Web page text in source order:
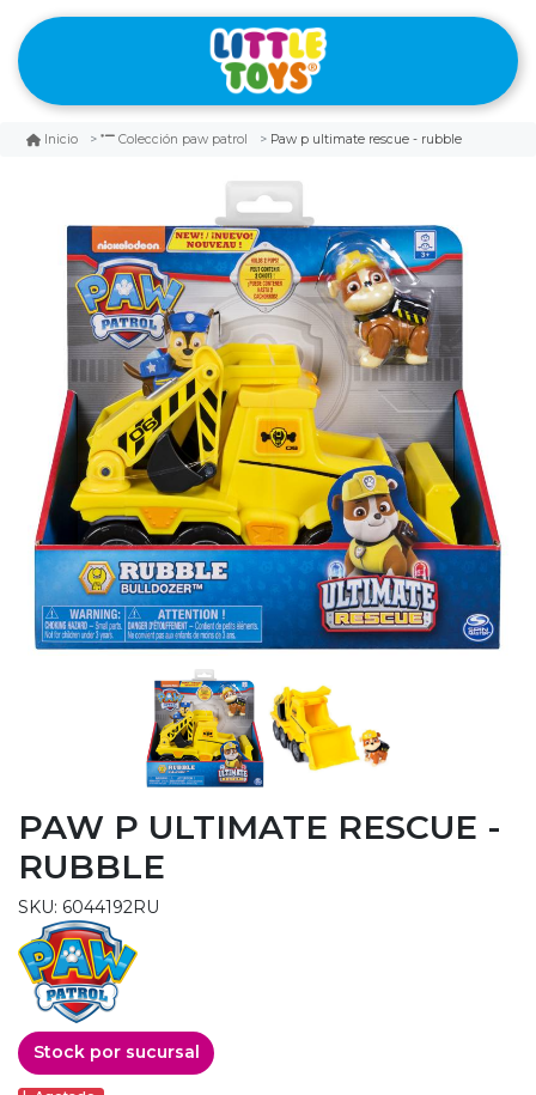
Inicio Colección paw patrol Paw p ultimate rescue - rubble
PAW P ULTIMATE RESCUE -
RUBBLE
SKU: 6044192RU
Stock por sucursal